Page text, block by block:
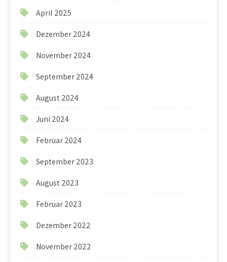
April 2025
Dezember 2024
November 2024
September 2024
August 2024
Juni 2024
Februar 2024
September 2023
August 2023
Februar 2023
Dezember 2022
November 2022